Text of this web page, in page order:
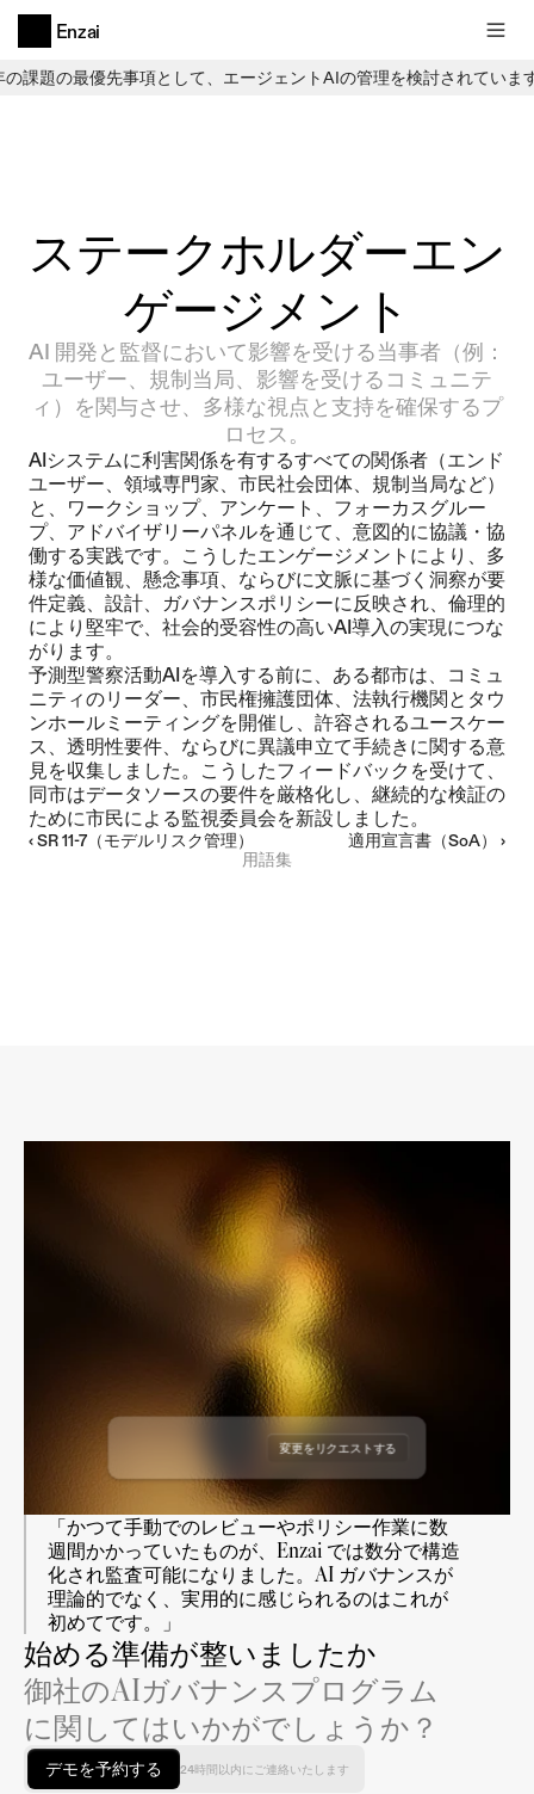
課題の最優先事項として、エージェントAIの管理を検討されていま
Enzai
ステークホルダーエン
ゲージメント
AI 開発と監督において影響を受ける当事者（例：
ユーザー、規制当局、影響を受けるコミュニテ
ィ）を関与させ、多様な視点と支持を確保するプ
ロセス。
AIシステムに利害関係を有するすべての関係者（エンド
ユーザー、領域専門家、市民社会団体、規制当局など）
と、ワークショップ、アンケート、フォーカスグルー
プ、アドバイザリーパネルを通じて、意図的に協議・協
働する実践です。こうしたエンゲージメントにより、多
様な価値観、懸念事項、ならびに文脈に基づく洞察が要
件定義、設計、ガバナンスポリシーに反映され、倫理的
により堅牢で、社会的受容性の高いAI導入の実現につな
がります。
予測型警察活動AIを導入する前に、ある都市は、コミュ
ニティのリーダー、市民権擁護団体、法執行機関とタウ
ンホールミーティングを開催し、許容されるユースケー
ス、透明性要件、ならびに異議申立て手続きに関する意
見を収集しました。こうしたフィードバックを受けて、
同市はデータソースの要件を厳格化し、継続的な検証の
ために市民による監視委員会を新設しました。
‹ SR 11-7（モデルリスク管理） 適用宣言書（SoA） ›
用語集
「かつて手動でのレビューやポリシー作業に数
週間かかっていたものが、Enzai では数分で構造
化され監査可能になりました。AI ガバナンスが
理論的でなく、実用的に感じられるのはこれが
初めてです。」
始める準備が整いましたか
御社のAIガバナンスプログラム
に関してはいかがでしょうか？
デモを予約する 24時間以内にご連絡いたします
ドラフトユースケース
リクエストされた者: Enzai レビュアー:
リクエスト日: 2026年7月7日
レビュアー:
ドラフトユースケース
リクエスト日: 2026年8月18日
リクエストされた者: Enzai
レビュアー:
リクエスト日: 2026年6月19日
リクエストされた者: Enzai
レビュアー:
変更をリクエストする